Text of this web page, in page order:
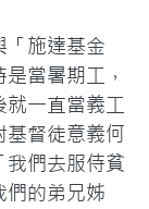
「施達基金
當暑期工，
就一直當義工
基督徒意義何
我們去服侍貧
們的弟兄姊